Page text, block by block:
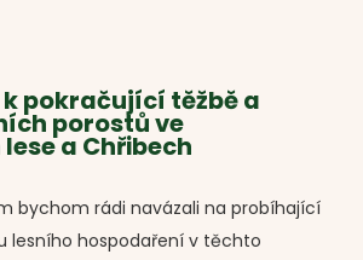
pokračující těžbě a
porostů ve
a Chřibech
bychom rádi navázali na probíhající
lesního hospodaření v těchto